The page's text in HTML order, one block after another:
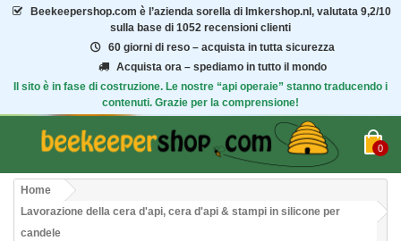
Beekeepershop.com è l’azienda sorella di Imkershop.nl, valutata 9,2/10
sulla base di 1052 recensioni clienti
60 giorni di reso – acquista in tutta sicurezza
Acquista ora – spediamo in tutto il mondo
Il sito è in fase di costruzione. Le nostre “api operaie” stanno traducendo i
contenuti. Grazie per la comprensione!
0
Home
Lavorazione della cera d'api, cera d'api & stampi in silicone per
candele